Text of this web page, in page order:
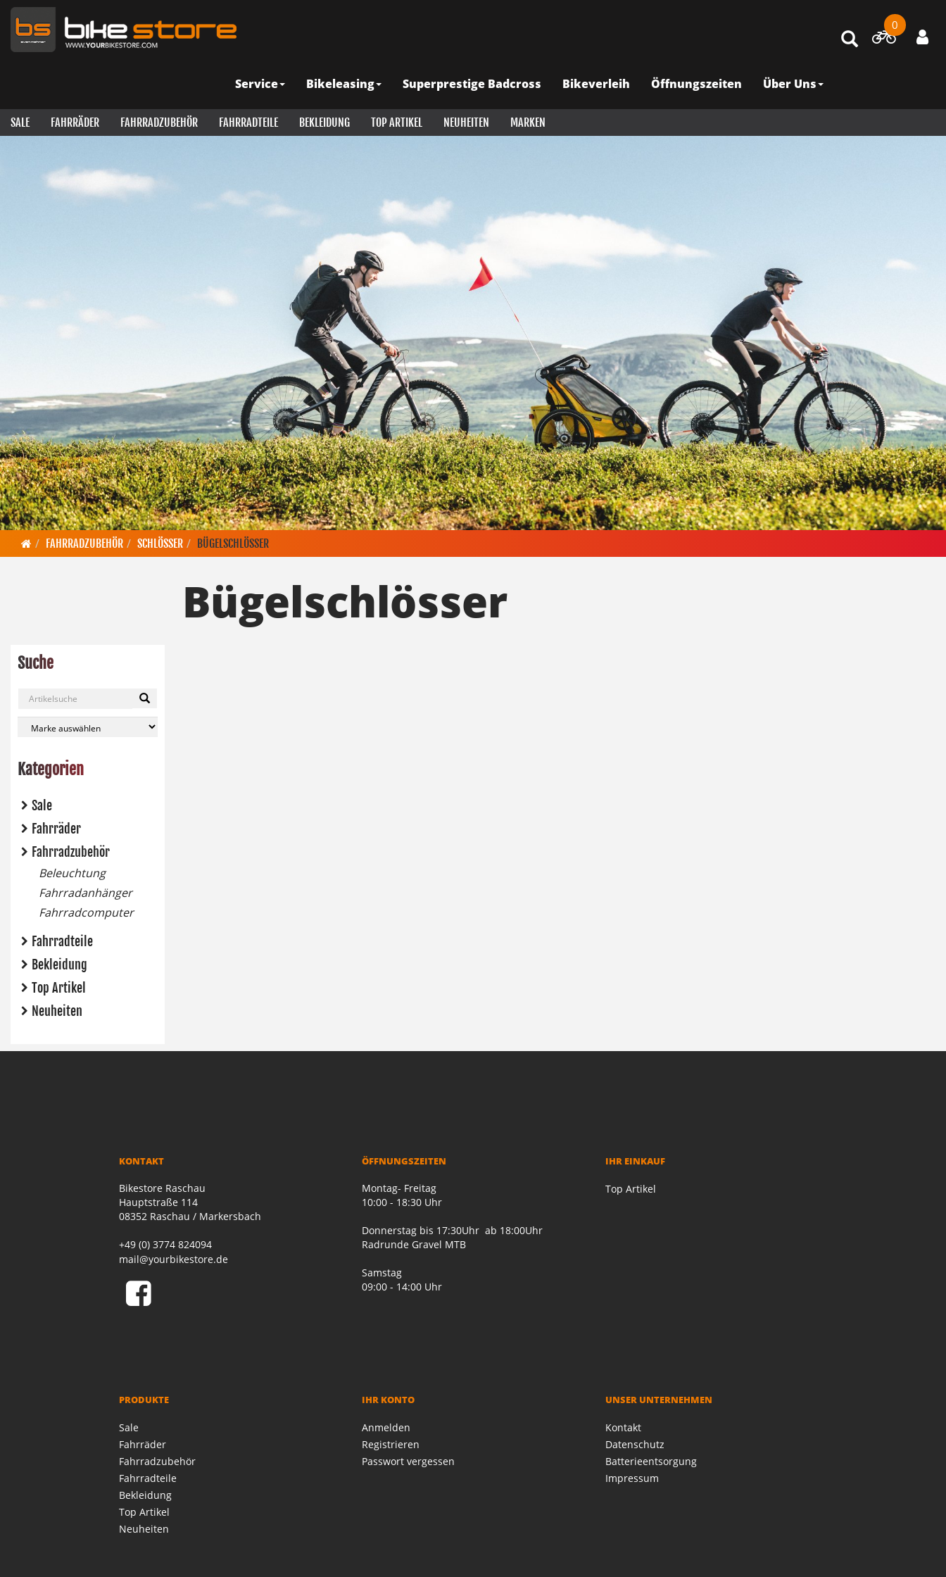
0
Service Bikeleasing Superprestige Badcross Bikeverleih Öffnungszeiten Über Uns
SALE FAHRRÄDER FAHRRADZUBEHÖR FAHRRADTEILE BEKLEIDUNG TOP ARTIKEL NEUHEITEN MARKEN
FAHRRADZUBEHÖR SCHLÖSSER BÜGELSCHLÖSSER
Suche
Kategorien
Sale
Fahrräder
Fahrradzubehör
Beleuchtung
Fahrradanhänger
Fahrradcomputer
Fahrradteile
Bekleidung
Top Artikel
Neuheiten
Bügelschlösser
KONTAKT
Bikestore Raschau
Hauptstraße 114
08352 Raschau / Markersbach
+49 (0) 3774 824094
mail@yourbikestore.de
ÖFFNUNGSZEITEN
Montag- Freitag
10:00 - 18:30 Uhr
Donnerstag bis 17:30Uhr ab 18:00Uhr
Radrunde Gravel MTB
Samstag
09:00 - 14:00 Uhr
IHR EINKAUF
Top Artikel
PRODUKTE
Sale
Fahrräder
Fahrradzubehör
Fahrradteile
Bekleidung
Top Artikel
Neuheiten
IHR KONTO
Anmelden
Registrieren
Passwort vergessen
UNSER UNTERNEHMEN
Kontakt
Datenschutz
Batterieentsorgung
Impressum